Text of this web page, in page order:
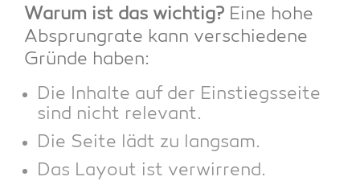
War­um ist das wich­tig? Eine hohe
Absprungra­te kann ver­schie­de­ne
Grün­de haben:
Die Inhal­te auf der Ein­stiegs­sei­te
sind nicht relevant.
Die Sei­te lädt zu langsam.
Das Lay­out ist verwirrend.